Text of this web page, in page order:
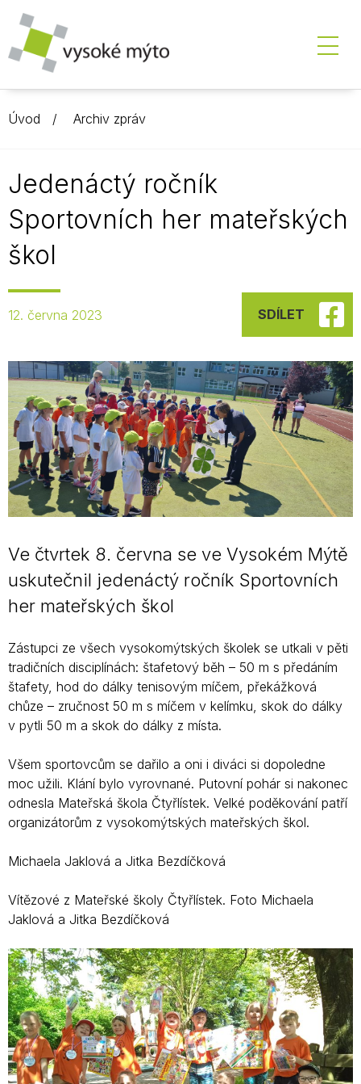
Úvod Archiv zpráv
Jedenáctý ročník
Sportovních her mateřských
škol
12. června 2023 SDÍLET
Ve čtvrtek 8. června se ve Vysokém Mýtě
uskutečnil jedenáctý ročník Sportovních
her mateřských škol
Zástupci ze všech vysokomýtských školek se utkali v pěti
tradičních disciplínách: štafetový běh – 50 m s předáním
štafety, hod do dálky tenisovým míčem, překážková
chůze – zručnost 50 m s míčem v kelímku, skok do dálky
v pytli 50 m a skok do dálky z místa.
Všem sportovcům se dařilo a oni i diváci si dopoledne
moc užili. Klání bylo vyrovnané. Putovní pohár si nakonec
odnesla Mateřská škola Čtyřlístek. Velké poděkování patří
organizátorům z vysokomýtských mateřských škol.
Michaela Jaklová a Jitka Bezdíčková
Vítězové z Mateřské školy Čtyřlístek. Foto Michaela
Jaklová a Jitka Bezdíčková